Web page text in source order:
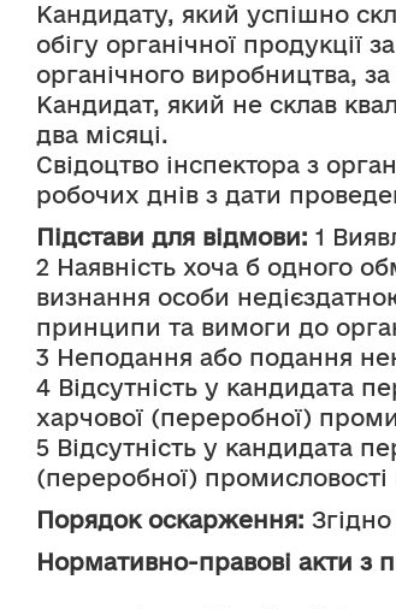
Кандидату, який успішно
обігу органічної продукції
органічного виробництва,
Кандидат, який не склав
два місяці.
Свідоцтво інспектора з
робочих днів з дати
Підстави для відмови: 1
2 Наявність хоча б одного
визнання особи
принципи та вимоги до
3 Неподання або подання
4 Відсутність у кандидата
харчової (переробної)
5 Відсутність у кандидата
(переробної)
Порядок оскарження:
Нормативно-правові акти з